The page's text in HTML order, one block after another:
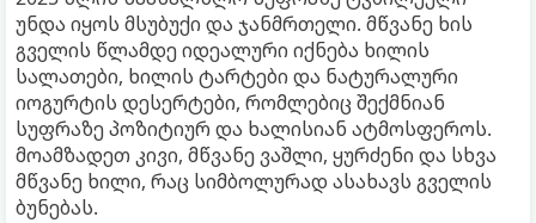
უნდა იყოს მსუბუქი და ჯანმრთელი. მწვანე ხის
გველის წლამდე იდეალური იქნება ხილის
სალათები, ხილის ტარტები და ნატურალური
იოგურტის დესერტები, რომლებიც შექმნიან
სუფრაზე პოზიტიურ და ხალისიან ატმოსფეროს.
მოამზადეთ კივი, მწვანე ვაშლი, ყურძენი და სხვა
მწვანე ხილი, რაც სიმბოლურად ასახავს გველის
ბუნებას.